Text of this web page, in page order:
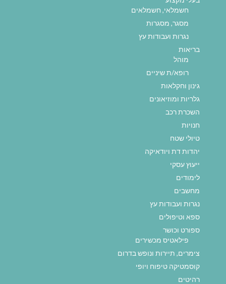
חשמלאי, חשמלאים
מסגר, מסגרות
נגרות ועבודות עץ
בריאות
מוהל
רופא/ת שיניים
גינון וחקלאות
גלריות ומוזיאונים
השכרת רכב
חנויות
טיולי שטח
יהדות דת ויודאיקה
ייעוץ עסקי
לימודים
מחשבים
נגרות ועבודות עץ
ספא וטיפולים
ספורט וכושר
פילאטיס מכשירים
צימרים, תיירות ונופש בדרום
קוסמטיקה טיפוח ויופי
רהיטים